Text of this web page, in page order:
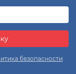
безопасности